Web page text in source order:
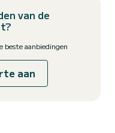
van de
beste aanbiedingen
aan